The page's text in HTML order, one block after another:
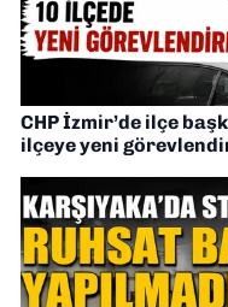
CHP İzmir’de ilçe
ilçeye yeni